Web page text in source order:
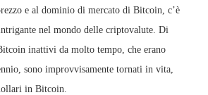
e al dominio di mercato di Bitcoin, c’è
nel mondo delle criptovalute. Di
inattivi da molto tempo, che erano
sono improvvisamente tornati in vita,
in Bitcoin.